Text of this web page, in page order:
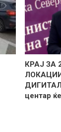
КРАЈ ЗА
центар